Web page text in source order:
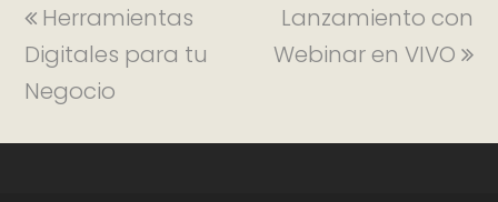
Herramientas
Digitales para tu
Negocio
Lanzamiento con
Webinar en VIVO